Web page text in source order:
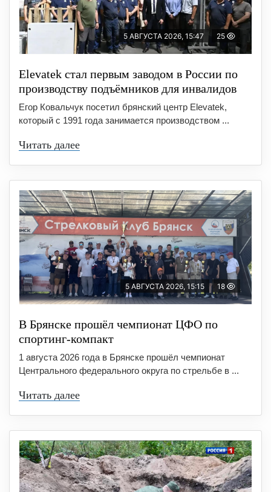
5 АВГУСТА 2026, 15:47 25
Elevatek стал первым заводом в России по
производству подъёмников для инвалидов
Егор Ковальчук посетил брянский центр Elevatek,
который с 1991 года занимается производством ...
Читать далее
5 АВГУСТА 2026, 15:15 18
В Брянске прошёл чемпионат ЦФО по
спортинг-компакт
1 августа 2026 года в Брянске прошёл чемпионат
Центрального федерального округа по стрельбе в ...
Читать далее